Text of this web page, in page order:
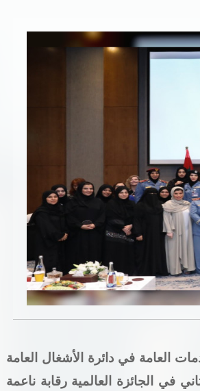
الأسئلة الشائعة
الإداري المتكامل
أمن المعلومات
الموردين و المشتريات
نظام إدارة المرافق
مشاريع الدائرة
المنشآت العمرانية
من حالة معاملة
Vendor منصة الشركات
العامة في دائرة الأشغال العامة
في الجائزة العالمية رقابة ناعمة